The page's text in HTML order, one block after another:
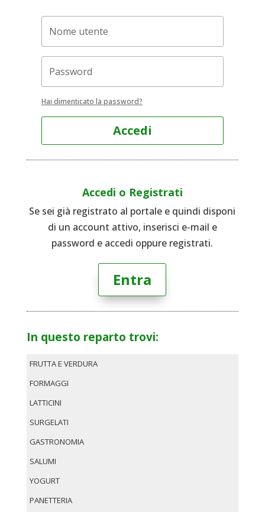
Hai dimenticato la password?
Accedi
Accedi o Registrati
Se sei già registrato al portale e quindi disponi
di un account attivo, inserisci e-mail e
password e accedi oppure registrati.
Entra
In questo reparto trovi:
FRUTTA E VERDURA
FORMAGGI
LATTICINI
SURGELATI
GASTRONOMIA
SALUMI
YOGURT
PANETTERIA